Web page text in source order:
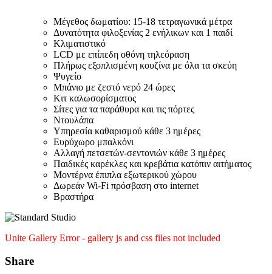
Μέγεθος δωματίου: 15-18 τετραγωνικά μέτρα
Δυνατότητα φιλοξενίας 2 ενήλικων και 1 παιδί
Κλιματιστικό
LCD με επίπεδη οθόνη τηλεόραση
Πλήρως εξοπλισμένη κουζίνα με όλα τα σκεύη
Ψυγείο
Μπάνιο με ζεστό νερό 24 ώρες
Κιτ καλωσορίσματος
Σίτες για τα παράθυρα και τις πόρτες
Ντουλάπα
Υπηρεσία καθαρισμού κάθε 3 ημέρες
Ευρύχωρο μπαλκόνι
Αλλαγή πετσετών-σεντονιών κάθε 3 ημέρες
Παιδικές καρέκλες και κρεβάτια κατόπιν αιτήματος
Μοντέρνα έπιπλα εξωτερικού χώρου
Δωρεάν Wi-Fi πρόσβαση στο internet
Βραστήρα
Unite Gallery Error - gallery js and css files not included
Share